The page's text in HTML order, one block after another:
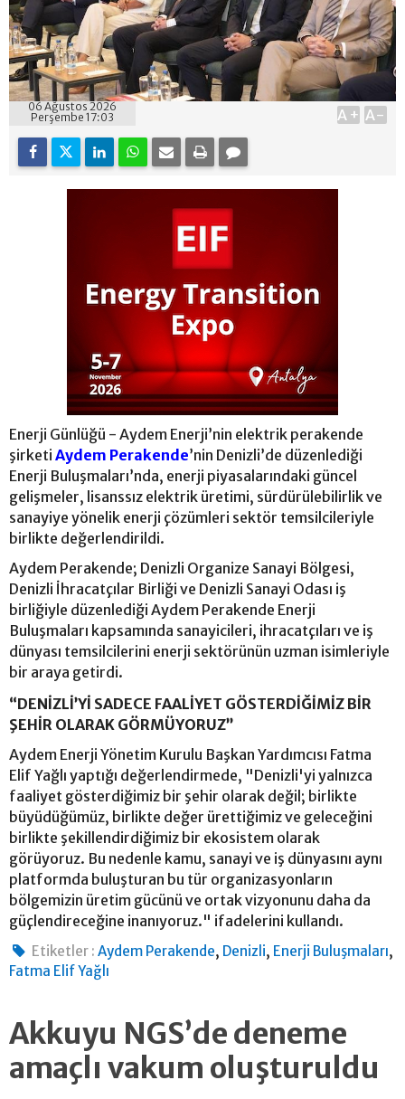
06 Ağustos 2026
Perşembe 17:03
A+ A-
Enerji Günlüğü - Aydem Enerji’nin elektrik perakende
şirketi Aydem Perakende’nin Denizli’de düzenlediği
Enerji Buluşmaları’nda, enerji piyasalarındaki güncel
gelişmeler, lisanssız elektrik üretimi, sürdürülebilirlik ve
sanayiye yönelik enerji çözümleri sektör temsilcileriyle
birlikte değerlendirildi.
Aydem Perakende; Denizli Organize Sanayi Bölgesi,
Denizli İhracatçılar Birliği ve Denizli Sanayi Odası iş
birliğiyle düzenlediği Aydem Perakende Enerji
Buluşmaları kapsamında sanayicileri, ihracatçıları ve iş
dünyası temsilcilerini enerji sektörünün uzman isimleriyle
bir araya getirdi.
“DENİZLİ’Yİ SADECE FAALİYET GÖSTERDİĞİMİZ BİR
ŞEHİR OLARAK GÖRMÜYORUZ”
Aydem Enerji Yönetim Kurulu Başkan Yardımcısı Fatma
Elif Yağlı yaptığı değerlendirmede, "Denizli'yi yalnızca
faaliyet gösterdiğimiz bir şehir olarak değil; birlikte
büyüdüğümüz, birlikte değer ürettiğimiz ve geleceğini
birlikte şekillendirdiğimiz bir ekosistem olarak
görüyoruz. Bu nedenle kamu, sanayi ve iş dünyasını aynı
platformda buluşturan bu tür organizasyonların
bölgemizin üretim gücünü ve ortak vizyonunu daha da
güçlendireceğine inanıyoruz." ifadelerini kullandı.
Etiketler : Aydem Perakende, Denizli, Enerji Buluşmaları,
Fatma Elif Yağlı
Akkuyu NGS’de deneme
amaçlı vakum oluşturuldu